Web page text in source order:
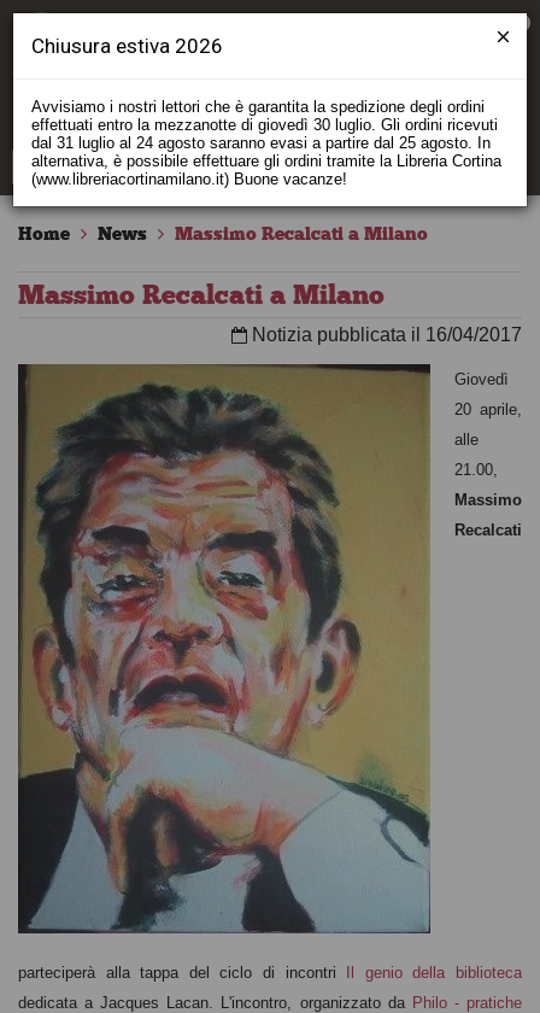
Home News Massimo Recalcati a Milano
Massimo Recalcati a Milano
Notizia pubblicata il 16/04/2017
Giovedì
20 aprile,
alle
21.00,
Massimo
Recalcati
parteciperà alla tappa del ciclo di incontri
Il genio della biblioteca
dedicata a Jacques Lacan. L'incontro, organizzato da Philo - pratiche
Chiusura estiva 2026
Avvisiamo i nostri lettori che è garantita la spedizione degli ordini
effettuati entro la mezzanotte di giovedì 30 luglio. Gli ordini ricevuti
dal 31 luglio al 24 agosto saranno evasi a partire dal 25 agosto. In
alternativa, è possibile effettuare gli ordini tramite la Libreria Cortina
(www.libreriacortinamilano.it) Buone vacanze!